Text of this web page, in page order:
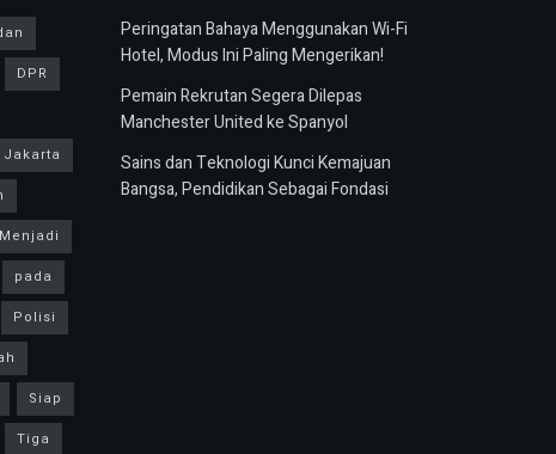
DPR
Jakarta
Menjadi
pada
Polisi
Siap
Tiga
Peringatan Bahaya Menggunakan Wi-Fi
Hotel, Modus Ini Paling Mengerikan!
Pemain Rekrutan Segera Dilepas
Manchester United ke Spanyol
Sains dan Teknologi Kunci Kemajuan
Bangsa, Pendidikan Sebagai Fondasi